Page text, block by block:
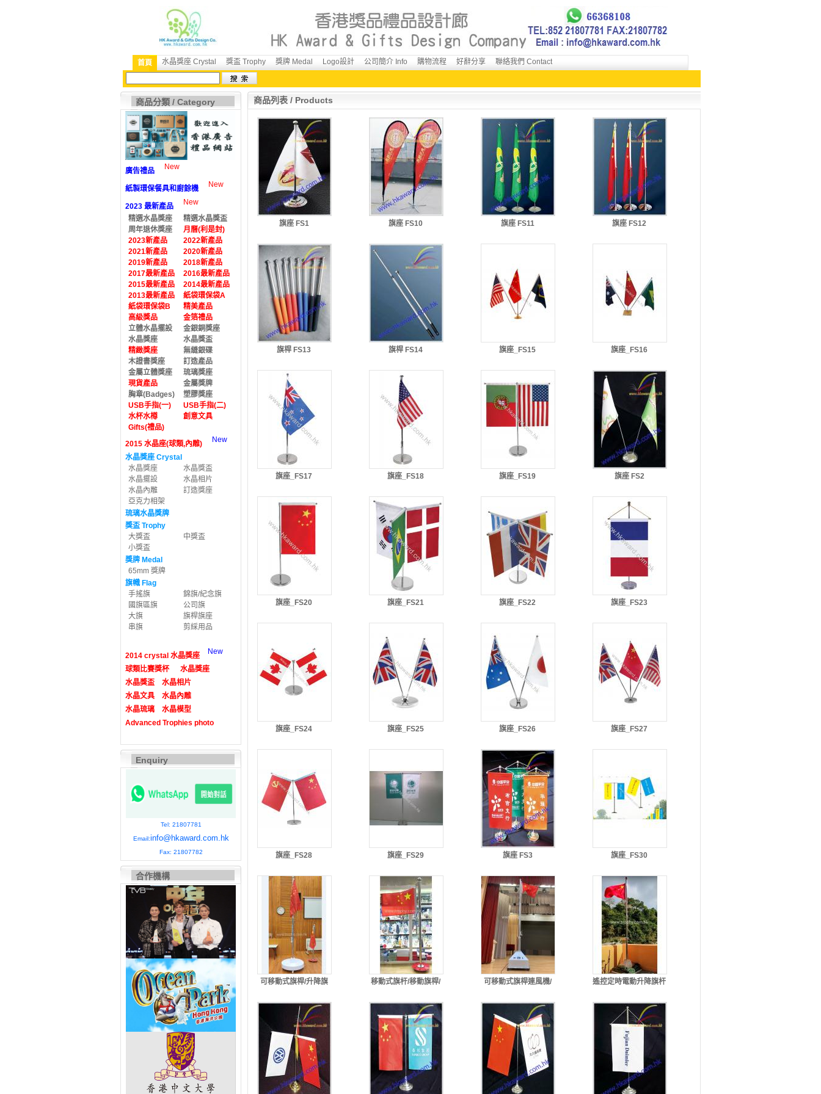
首頁 水晶獎座 Crystal 獎盃 Trophy 獎牌 Medal Logo設計 公司簡介 Info 購物流程 好辭分享 聯絡我們 Contact
商品分類 / Category
廣告禮品 New
紙製環保餐具和廚餘機 New
2023 最新產品
New
精選水晶獎座
精選水晶獎盃
周年退休獎座
月曆(利是封)
2023新產品
2022新產品
2021新產品
2020新產品
2019新產品
2018新產品
2017最新產品
2016最新產品
2015最新產品
2014最新產品
2013最新產品
紙袋環保袋A
紙袋環保袋B
精美產品
高級獎品
金箔禮品
立體水晶擺設
金銀銅獎座
水晶獎座
水晶獎盃
精緻獎座
無縫銀碟
木證書獎座
訂造產品
金屬立體獎座
琉璃獎座
現貨產品
金屬獎牌
胸章(Badges)
塑膠獎座
USB手指(一)
USB手指(二)
水杯水樽
創意文具
Gifts(禮品)
2015 水晶座(球類,內雕)
New
水晶獎座 Crystal
水晶獎座
水晶獎盃
水晶擺設
水晶相片
水晶內雕
訂造獎座
亞克力相架
琉璃水晶獎牌
獎盃 Trophy
大獎盃
中獎盃
小獎盃
獎牌 Medal
65mm 獎牌
旗幟 Flag
手搖旗
錦旗/紀念旗
國旗區旗
公司旗
大旗
旗桿旗座
串旗
剪綵用品
2014 crystal 水晶獎座 New
球類比賽獎杯
水晶獎座
水晶獎盃
水晶相片
水晶文具
水晶內雕
水晶琉璃
水晶模型
Advanced Trophies photo
Enquiry
Tel: 21807781
Email:info@hkaward.com.hk
Fax: 21807782
合作機構
商品列表 / Products
旗座 FS1 旗座 FS10 旗座 FS11 旗座 FS12
旗桿 FS13 旗桿 FS14 旗座_FS15 旗座_FS16
旗座_FS17 旗座_FS18 旗座_FS19 旗座 FS2
旗座_FS20 旗座_FS21 旗座_FS22 旗座_FS23
旗座_FS24 旗座_FS25 旗座_FS26 旗座_FS27
旗座_FS28 旗座_FS29 旗座 FS3 旗座_FS30
可移動式旗桿/升降旗
米、6米、7米、8
米)_FS31
移動式旗杆/移動旗桿/
米)_FS32
可移動式旗桿連風機/
5米、5.5米)_FS33
遙控定時電動升降旗杆